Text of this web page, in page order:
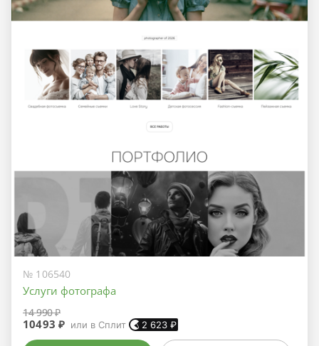
№ 106540
Услуги фотографа
14 990 ₽
10493 ₽ или в Сплит 2 623 ₽